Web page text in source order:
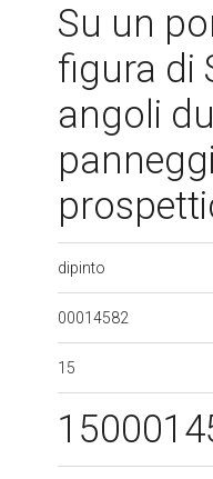
Su un
figura di
angoli
dipinto
00014582
15